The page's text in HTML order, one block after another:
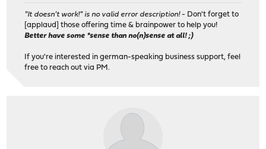
"It doesn't work!" is no valid error description!- Don't forget to
[applaud] those offering time & brainpower to help you!
Better have some *sense than no(n)sense at all! ;)
If you're interested in german-speaking business support, feel
free to reach out via PM.